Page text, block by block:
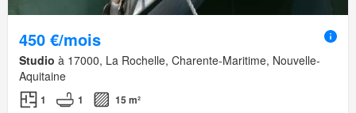
450 €/mois
Studio à 17000, La Rochelle, Charente-Maritime, Nouvelle-
Aquitaine
1 1
15 m²